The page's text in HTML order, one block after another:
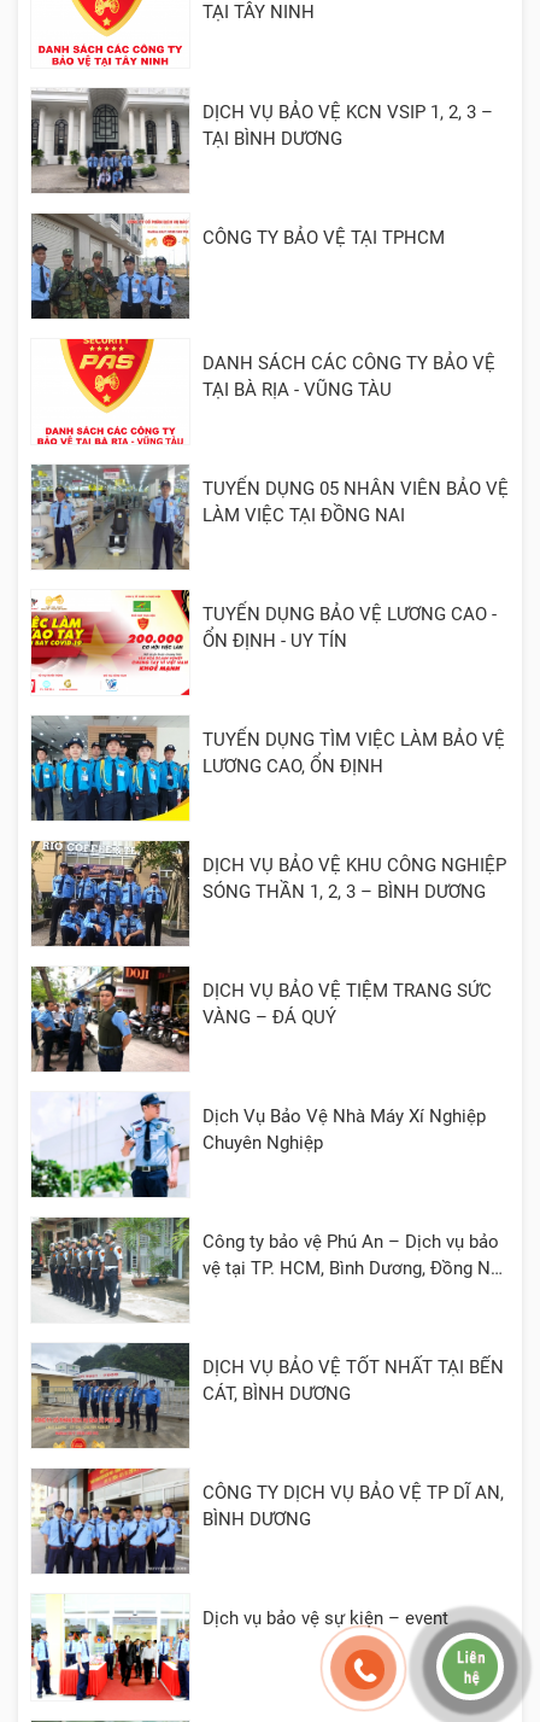
TẠI TÂY NINH
DỊCH VỤ BẢO VỆ KCN VSIP 1, 2, 3 –
TẠI BÌNH DƯƠNG
CÔNG TY BẢO VỆ TẠI TPHCM
DANH SÁCH CÁC CÔNG TY BẢO VỆ
TẠI BÀ RỊA - VŨNG TÀU
TUYỂN DỤNG 05 NHÂN VIÊN BẢO VỆ
LÀM VIỆC TẠI ĐỒNG NAI
TUYỂN DỤNG BẢO VỆ LƯƠNG CAO -
ỔN ĐỊNH - UY TÍN
TUYỂN DỤNG TÌM VIỆC LÀM BẢO VỆ
LƯƠNG CAO, ỔN ĐỊNH
DỊCH VỤ BẢO VỆ KHU CÔNG NGHIỆP
SÓNG THẦN 1, 2, 3 – BÌNH DƯƠNG
DỊCH VỤ BẢO VỆ TIỆM TRANG SỨC
VÀNG – ĐÁ QUÝ
Dịch Vụ Bảo Vệ Nhà Máy Xí Nghiệp
Chuyên Nghiệp
Công ty bảo vệ Phú An – Dịch vụ bảo
vệ tại TP. HCM, Bình Dương, Đồng Nai,
DỊCH VỤ BẢO VỆ TỐT NHẤT TẠI BẾN
CÁT, BÌNH DƯƠNG
CÔNG TY DỊCH VỤ BẢO VỆ TP DĨ AN,
BÌNH DƯƠNG
Dịch vụ bảo vệ sự kiện – event